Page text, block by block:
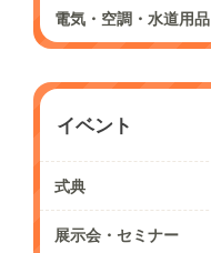
電気・空調・水道用品
イベント
式典
展示会・セミナー